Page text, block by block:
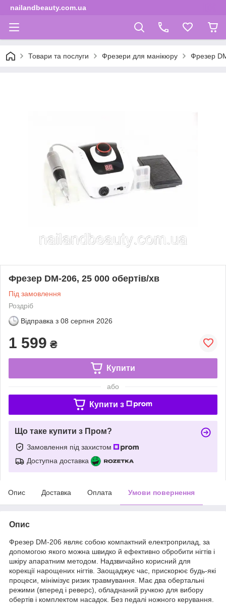
nailandbeauty.com.ua
Товари та послуги Фрезери для манікюру Фрезер
Фрезер DM-206, 25 000 обертів/хв
Під замовлення
Роздріб
Відправка з 08 серпня 2026
1 599 ₴
Купити
або
Купити з
Що таке купити з Пром?
Замовлення під захистом
Доступна доставка
Опис Доставка Оплата Умови повернення
Опис
Фрезер DM-206 являє собою компактний електроприлад, за
допомогою якого можна швидко й ефективно обробити нігтів і
шкіру апаратним методом. Надзвичайно корисний для
корекції нарощених нігтів. Заощаджує час, прискорює будь-які
процеси, мінімізує ризик травмування. Має два обертальні
режими (вперед і реверс), обладнаний ручкою для вибору
обертів і комплектом насадок. Без педалі ножного керування.